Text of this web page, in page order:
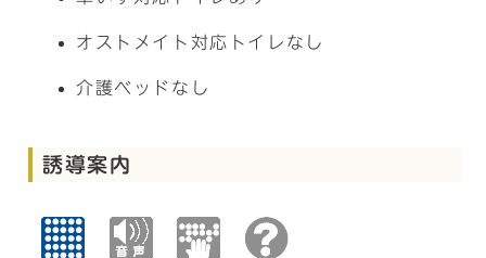
オストメイト対応トイレなし
介護ベッドなし
誘導案内